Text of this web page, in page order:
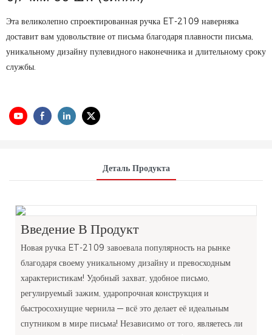
Эта великолепно спроектированная ручка ET-2109 наверняка
доставит вам удовольствие от письма благодаря плавности письма,
уникальному дизайну пулевидного наконечника и длительному сроку
службы.
Деталь Продукта
Введение В Продукт
Новая ручка ET-2109 завоевала популярность на рынке
благодаря своему уникальному дизайну и превосходным
характеристикам! Удобный захват, удобное письмо,
регулируемый зажим, ударопрочная конструкция и
быстросохнущие чернила — всё это делает её идеальным
спутником в мире письма! Независимо от того, являетесь ли